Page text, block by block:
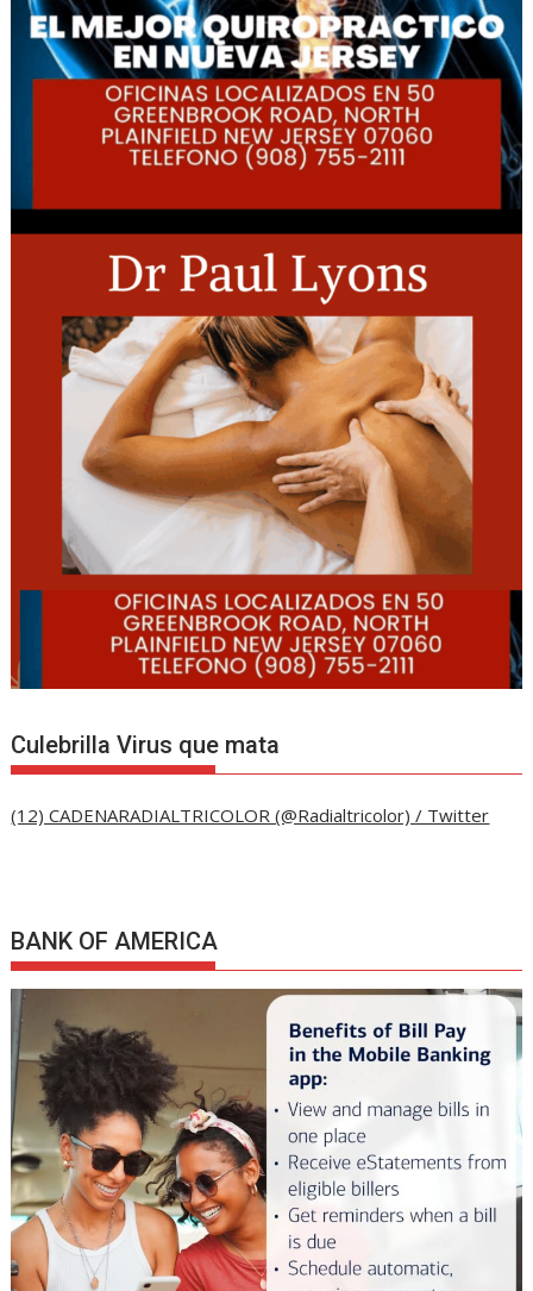
Culebrilla Virus que mata
(12) CADENARADIALTRICOLOR (@Radialtricolor) / Twitter
BANK OF AMERICA